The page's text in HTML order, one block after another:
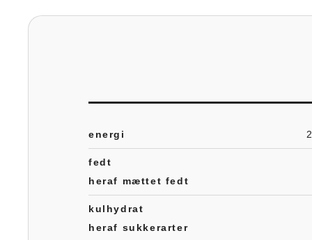
energi
fedt
heraf mættet fedt
kulhydrat
heraf sukkerarter